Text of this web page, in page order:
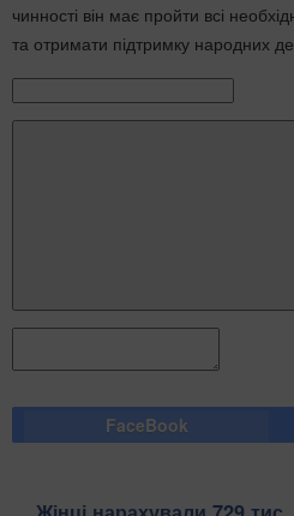
чинності він має пройти всі
та отримати підтримку народних
FaceBook